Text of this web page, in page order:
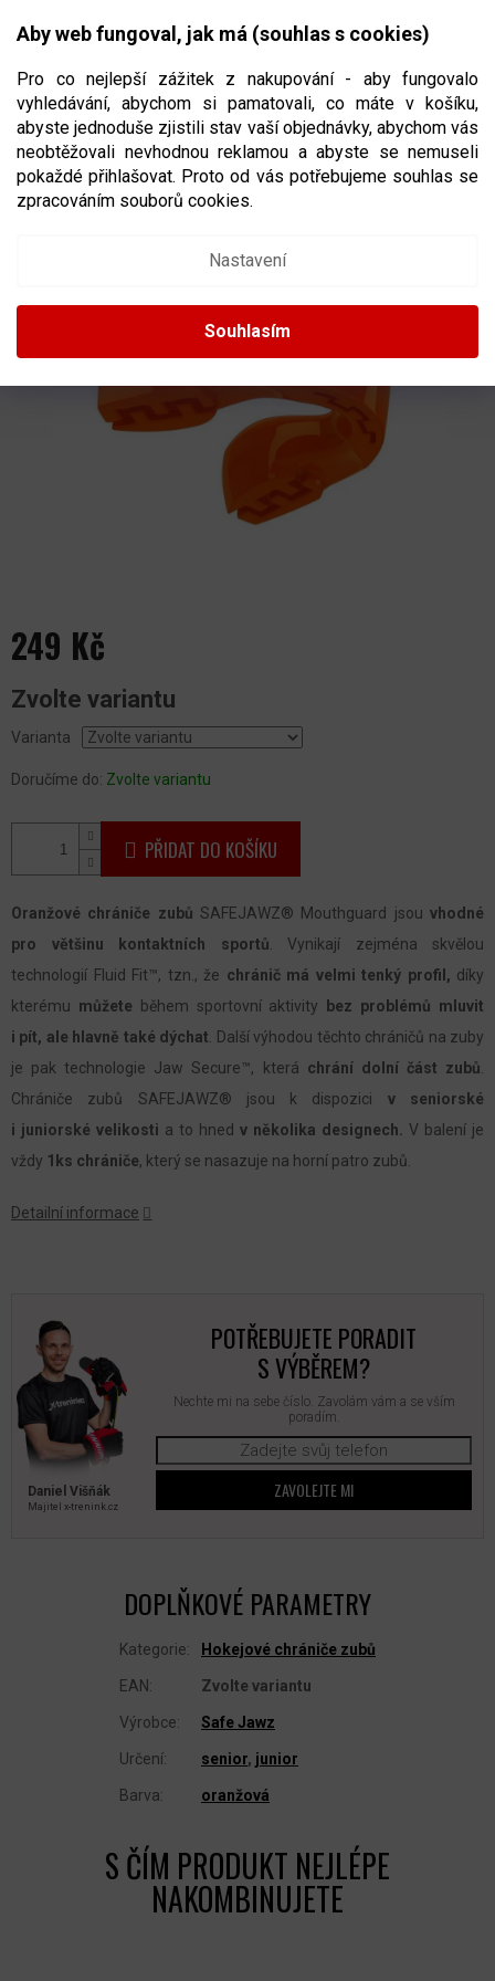
Aby web fungoval, jak má (souhlas s cookies)
Pro co nejlepší zážitek z nakupování - aby fungovalo
vyhledávání, abychom si pamatovali, co máte v košíku,
abyste jednoduše zjistili stav vaší objednávky, abychom vás
neobtěžovali nevhodnou reklamou a abyste se nemuseli
pokaždé přihlašovat. Proto od vás potřebujeme souhlas se
zpracováním souborů cookies.
Nastavení
Souhlasím
CZK
NÁKUPNÍ
CHRÁNIČ ZUBŮ SAFE JAWZ INTRO SERIES
FLUORO ORANGEORANŽOVÁ BARVA
249 Kč
cena:
Zvolte variantu
Varianta
Doručíme do: Zvolte variantu
PŘIDAT DO KOŠÍKU
Oranžové chrániče zubů SAFEJAWZ® Mouthguard jsouvhodné
pro většinu kontaktních sportů . Vynikají zejména skvělou
technologií Fluid Fit™, tzn., že chránič má velmi tenký profil, díky
kterému můžete během sportovní aktivity
bez problémů mluvit
i pít, ale hlavně také dýchat . Další výhodou těchto chráničů na zuby
je pak technologie Jaw Secure™, která chrání dolní část zubů
Chrániče zubů SAFEJAWZ® jsou k dispozici v seniorské
i juniorské velikosti a to hned v několika designech. V balení je
vždy 1ks chrániče, který se nasazuje na horní patro zubů.
Detailní informace
Daniel Višňák
Majitel x‑trenink.cz
POTŘEBUJETE PORADIT
S VÝBĚREM?
Nechte mi na sebe číslo. Zavolám vám a se vším
poradím.
ZAVOLEJTE MI
DOPLŇKOVÉ PARAMETRY
Kategorie: Hokejové chrániče zubů
EAN: Zvolte variantu
Výrobce: Safe Jawz
Určení: senior, junior
Barva: oranžová